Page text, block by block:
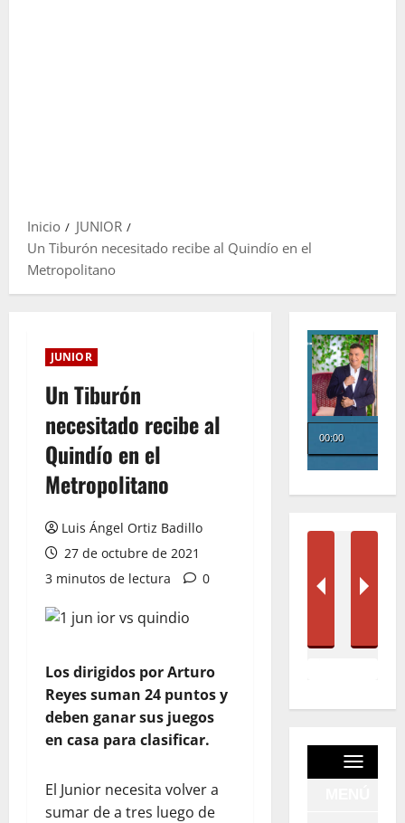
Inicio
JUNIOR
Un Tiburón necesitado recibe al Quindío en el
Metropolitano
JUNIOR
Un Tiburón
necesitado recibe al
Quindío en el
Metropolitano
Luis Ángel Ortiz Badillo
27 de octubre de 2021
3 minutos de lectura
0
Los dirigidos por Arturo
Reyes suman 24 puntos y
deben ganar sus juegos
en casa para clasificar.
El Junior necesita volver a
sumar de a tres luego de